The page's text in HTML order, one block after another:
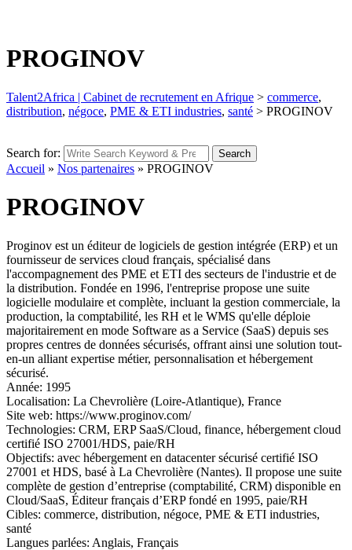
PROGINOV
Talent2Africa | Cabinet de recrutement en Afrique > commerce,
distribution, négoce, PME & ETI industries, santé > PROGINOV
Search for: Search
Accueil » Nos partenaires » PROGINOV
PROGINOV
Proginov est un éditeur de logiciels de gestion intégrée (ERP) et un
fournisseur de services cloud français, spécialisé dans
l'accompagnement des PME et ETI des secteurs de l'industrie et de
la distribution. Fondée en 1996, l'entreprise propose une suite
logicielle modulaire et complète, incluant la gestion commerciale, la
production, la comptabilité, les RH et le WMS qu'elle déploie
majoritairement en mode Software as a Service (SaaS) depuis ses
propres centres de données sécurisés, offrant ainsi une solution tout-
en-un alliant expertise métier, personnalisation et hébergement
sécurisé.
Année: 1995
Localisation: La Chevrolière (Loire-Atlantique), France
Site web: https://www.proginov.com/
Technologies: CRM, ERP SaaS/Cloud, finance, hébergement cloud
certifié ISO 27001/HDS, paie/RH
Objectifs: avec hébergement en datacenter sécurisé certifié ISO
27001 et HDS, basé à La Chevrolière (Nantes). Il propose une suite
complète de gestion d’entreprise (comptabilité, CRM) disponible en
Cloud/SaaS, Éditeur français d’ERP fondé en 1995, paie/RH
Cibles: commerce, distribution, négoce, PME & ETI industries,
santé
Langues parlées: Anglais, Français